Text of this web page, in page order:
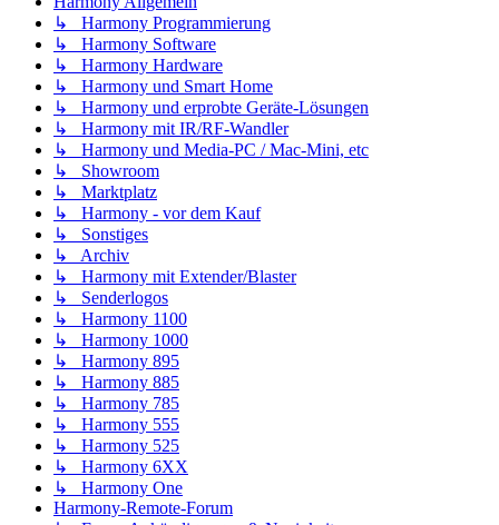
↳ Harmony Programmierung
↳ Harmony Software
↳ Harmony Hardware
↳ Harmony und Smart Home
↳ Harmony und erprobte Geräte-Lösungen
↳ Harmony mit IR/RF-Wandler
↳ Harmony und Media-PC / Mac-Mini, etc
↳ Showroom
↳ Marktplatz
↳ Harmony - vor dem Kauf
↳ Sonstiges
↳ Archiv
↳ Harmony mit Extender/Blaster
↳ Senderlogos
↳ Harmony 1100
↳ Harmony 1000
↳ Harmony 895
↳ Harmony 885
↳ Harmony 785
↳ Harmony 555
↳ Harmony 525
↳ Harmony 6XX
↳ Harmony One
Harmony-Remote-Forum